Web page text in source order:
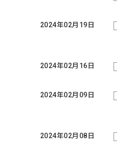
2024年02月19日
2024年02月16日
2024年02月09日
2024年02月08日